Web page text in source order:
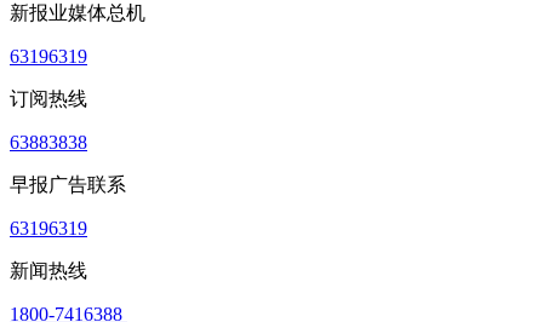
新报业媒体总机
63196319
订阅热线
63883838
早报广告联系
63196319
新闻热线
1800-7416388